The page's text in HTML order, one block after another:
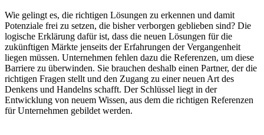
Wie gelingt es, die richtigen Lösungen zu erkennen und damit
Potenziale frei zu setzen, die bisher verborgen geblieben sind? Die
logische Erklärung dafür ist, dass die neuen Lösungen für die
zukünftigen Märkte jenseits der Erfahrungen der Vergangenheit
liegen müssen. Unternehmen fehlen dazu die Referenzen, um diese
Barriere zu überwinden. Sie brauchen deshalb einen Partner, der die
richtigen Fragen stellt und den Zugang zu einer neuen Art des
Denkens und Handelns schafft. Der Schlüssel liegt in der
Entwicklung von neuem Wissen, aus dem die richtigen Referenzen
für Unternehmen gebildet werden.